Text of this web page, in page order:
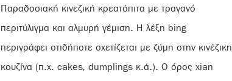
Παραδοσιακή κινεζική κρεατόπιτα με τραγανό
περιτύλιγμα και αλμυρή γέμιση. Η λέξη bing
περιγράφει οτιδήποτε σχετίζεται με ζύμη στην κινέζικη
κουζίνα (π.χ. cakes, dumplings κ.ά.). Ο όρος xian